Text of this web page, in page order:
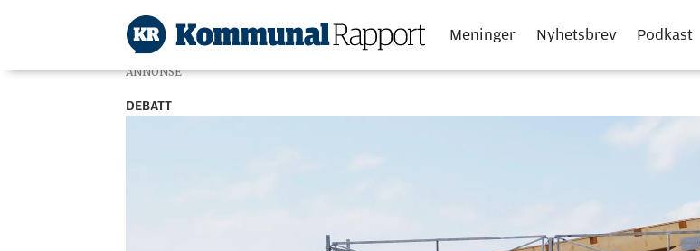
Meninger Nyhetsbrev Podkast
ANNONSE
DEBATT